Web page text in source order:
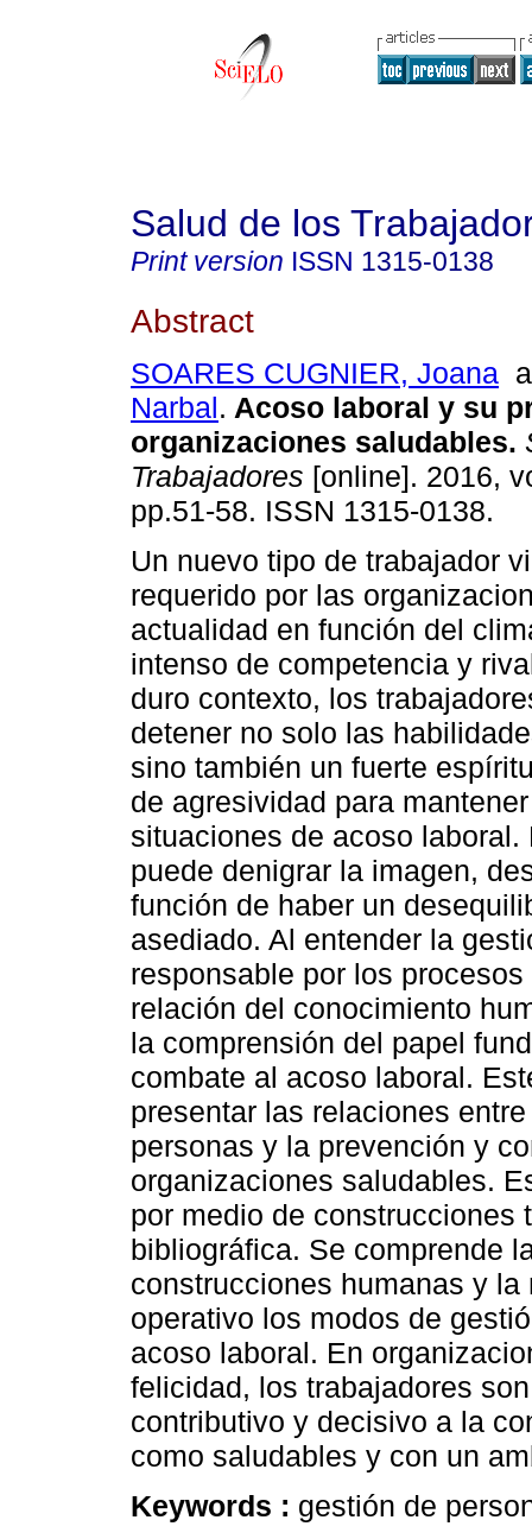
Salud de los
Print version ISSN 1315-0138
Abstract
SOARES CUGNIER, Joana
Narbal. Acoso laboral y su
organizaciones saludables.
Trabajadores [online]. 2016,
pp.51-58. ISSN 1315-0138.
Un nuevo tipo de trabajador
requerido por las
actualidad en función del
intenso de competencia y
duro contexto, los
detener no solo las
sino también un fuerte
de agresividad para
situaciones de acoso
puede denigrar la imagen,
función de haber un
asediado. Al entender la
responsable por los
relación del conocimiento
la comprensión del papel
combate al acoso laboral.
presentar las relaciones
personas y la prevención y
organizaciones saludables.
por medio de construcciones
bibliográfica. Se comprende
construcciones humanas y
operativo los modos de
acoso laboral. En
felicidad, los trabajadores
contributivo y decisivo a la
como saludables y con un
Keywords : gestión de